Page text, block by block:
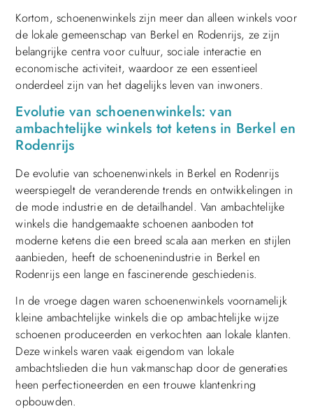
Kortom, schoenenwinkels zijn meer dan alleen winkels voor
de lokale gemeenschap van Berkel en Rodenrijs, ze zijn
belangrijke centra voor cultuur, sociale interactie en
economische activiteit, waardoor ze een essentieel
onderdeel zijn van het dagelijks leven van inwoners.
Evolutie van schoenenwinkels: van
ambachtelijke winkels tot ketens in Berkel en
Rodenrijs
De evolutie van schoenenwinkels in Berkel en Rodenrijs
weerspiegelt de veranderende trends en ontwikkelingen in
de mode industrie en de detailhandel. Van ambachtelijke
winkels die handgemaakte schoenen aanboden tot
moderne ketens die een breed scala aan merken en stijlen
aanbieden, heeft de schoenenindustrie in Berkel en
Rodenrijs een lange en fascinerende geschiedenis.
In de vroege dagen waren schoenenwinkels voornamelijk
kleine ambachtelijke winkels die op ambachtelijke wijze
schoenen produceerden en verkochten aan lokale klanten.
Deze winkels waren vaak eigendom van lokale
ambachtslieden die hun vakmanschap door de generaties
heen perfectioneerden en een trouwe klantenkring
opbouwden.